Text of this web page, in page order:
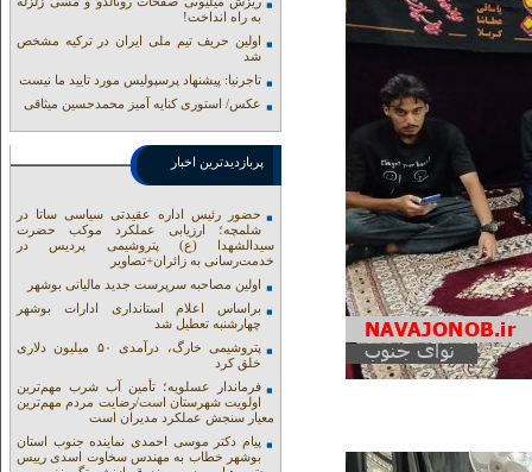
به راه انداخت!
اولین حریف تیم ملی ایران در ترکیه مشخص
شد
تاجرنیا: پیشنهاد پرسپولیس مورد تایید ما نیست
عکس/ استوری کنایه آمیز محمدحسین میثاقی
پربازدیدترین اخبار
حضور رئیس اداره عقیدتی سیاسی ساتا در
شلمچه؛ ارزیابی عملکرد موکب حضرت
سیدالشهدا (ع) پتروشیمی پردیس در
خدمت‌رسانی به زائران+تصاویر
اولین مصاحبه سرپرست جدید مالیاتی بوشهر
براساس اعلام استانداری ادارات بوشهر
چهارشنبه تعطیل شد
پتروشیمی خارگ، درآمدی ۵۰ میلیون دلاری
خلق کرد
فرماندار عسلویه؛ تأمین آب شرب مهم‌ترین
اولویت شهرستان است/رضایت مردم مهم‌ترین
معیار سنجش عملکرد مدیران است
پیام دکتر موسی احمدی نماینده جنوب استان
بوشهر خطاب به مهندس سخاوت اسدی رییس